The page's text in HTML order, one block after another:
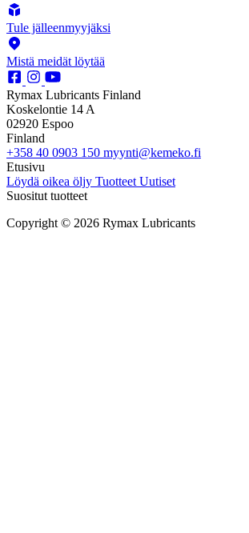
Tule jälleenmyyjäksi
Mistä meidät löytää
Rymax Lubricants Finland
Koskelontie 14 A
02920 Espoo
Finland
+358 40 0903 150 myynti@kemeko.fi
Etusivu
Löydä oikea öljy Tuotteet Uutiset
Suositut tuotteet
Copyright © 2026 Rymax Lubricants